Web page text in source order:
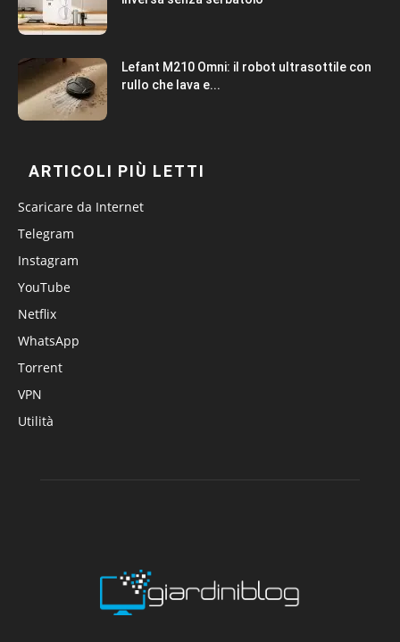
Lefant M210 Omni: il robot ultrasottile con
rullo che lava e...
ARTICOLI PIÙ LETTI
Scaricare da Internet
Telegram
Instagram
YouTube
Netflix
WhatsApp
Torrent
VPN
Utilità